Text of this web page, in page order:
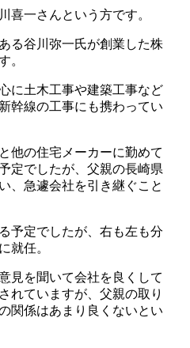
喜一さんという方です。
る谷川弥一氏が創業した株
。
に土木工事や建築工事など
幹線の工事にも携わってい
他の住宅メーカーに勤めて
定でしたが、父親の長崎県
、急遽会社を引き継ぐこと
予定でしたが、右も左も分
就任。
見を聞いて会社を良くして
れていますが、父親の取り
関係はあまり良くないとい